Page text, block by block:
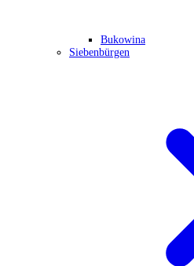
Bukowina
Siebenbürgen